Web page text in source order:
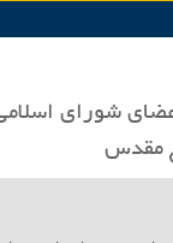
شورای
مقدس